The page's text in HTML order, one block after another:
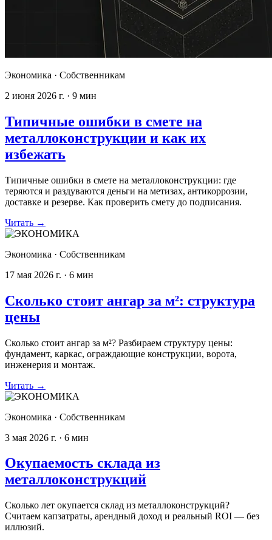
Экономика · Собственникам
2 июня 2026 г. · 9 мин
Типичные ошибки в смете на
металлоконструкции и как их
избежать
Типичные ошибки в смете на металлоконструкции: где
теряются и раздуваются деньги на метизах, антикоррозии,
доставке и резерве. Как проверить смету до подписания.
Читать →
Экономика · Собственникам
17 мая 2026 г. · 6 мин
Сколько стоит ангар за м²: структура
цены
Сколько стоит ангар за м²? Разбираем структуру цены:
фундамент, каркас, ограждающие конструкции, ворота,
инженерия и монтаж.
Читать →
Экономика · Собственникам
3 мая 2026 г. · 6 мин
Окупаемость склада из
металлоконструкций
Сколько лет окупается склад из металлоконструкций?
Считаем капзатраты, арендный доход и реальный ROI — без
иллюзий.